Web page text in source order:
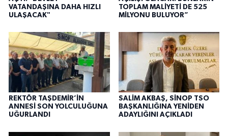
VATANDAŞINA DAHA HIZLI
ULAŞACAK"
TOPLAM MALİYETİ DE 525
MİLYONU BULUYOR”
REKTÖR TAŞDEMİR’İN
ANNESİ SON YOLCULUĞUNA
UĞURLANDI
SALİM AKBAŞ, SİNOP TSO
BAŞKANLIĞINA YENİDEN
ADAYLIĞINI AÇIKLADI